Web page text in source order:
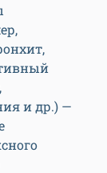
и др.) —